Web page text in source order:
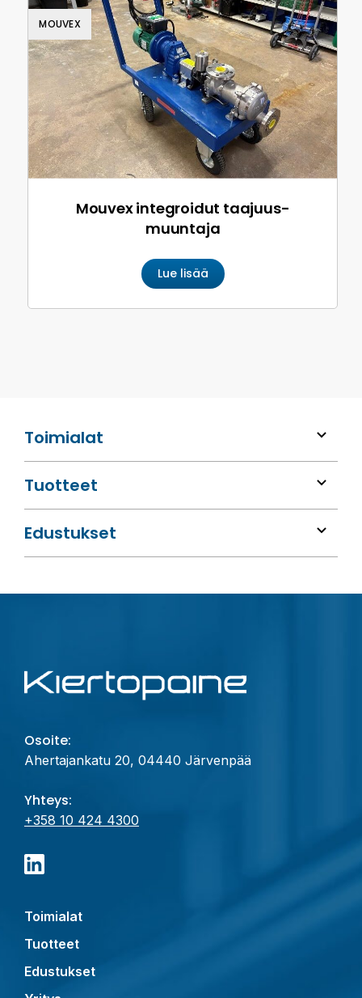
Toimialat
Tuotteet
Edustukset
Mouvex integroidut taajuus­
muuntaja
Lue lisää
MOUVEX
Osoite:
Ahertajankatu 20, 04440 Järvenpää
Yhteys:
+358 10 424 4300
Toimialat
Tuotteet
Edustukset